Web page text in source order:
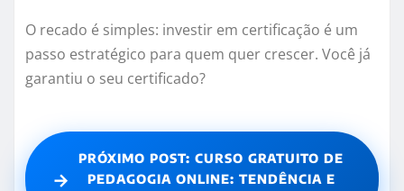
O recado é simples: investir em certificação é um
passo estratégico para quem quer crescer. Você já
garantiu o seu certificado?
→
PRÓXIMO POST: CURSO GRATUITO DE
PEDAGOGIA ONLINE: TENDÊNCIA E